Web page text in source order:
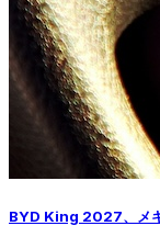
BYD King 2027、メ